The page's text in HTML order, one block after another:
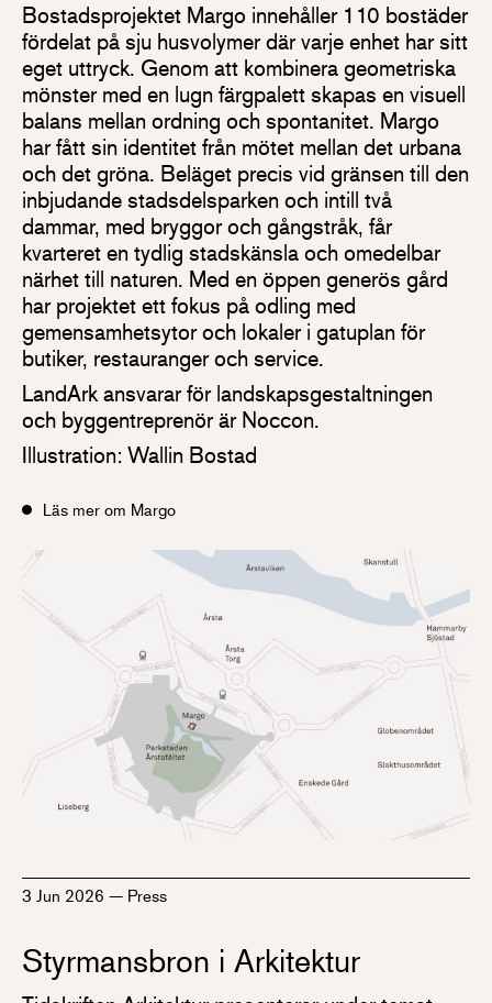
Bostadsprojektet Margo innehåller 110 bostäder
fördelat på sju husvolymer där varje enhet har sitt
eget uttryck. Genom att kombinera geometriska
mönster med en lugn färgpalett skapas en visuell
balans mellan ordning och spontanitet. Margo
har fått sin identitet från mötet mellan det urbana
och det gröna. Beläget precis vid gränsen till den
inbjudande stadsdelsparken och intill två
dammar, med bryggor och gångstråk, får
kvarteret en tydlig stadskänsla och omedelbar
närhet till naturen. Med en öppen generös gård
har projektet ett fokus på odling med
gemensamhetsytor och lokaler i gatuplan för
butiker, restauranger och service.
LandArk ansvarar för landskapsgestaltningen
och byggentreprenör är Noccon.
Illustration: Wallin Bostad
Läs mer om Margo
3 Jun 2026 — Press
Styrmansbron i Arkitektur